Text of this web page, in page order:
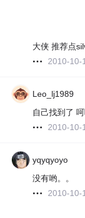
大侠 推荐点
2010-10-
Leo_lj1989
自己找到了
2010-10-
yqyqyoyo
没有哟。。
2010-10-